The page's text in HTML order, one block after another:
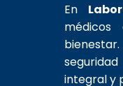
En
integral y